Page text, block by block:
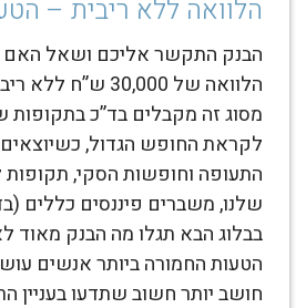
הלוואה ללא ריבית –
הבנק התקשר אליכם ושאל האם
הלוואה של 30,000
מסוג זה מקבלים בד”כ בתקופות
לקראת החופש הגדול,
התעופה וחופשות הסקי, תקופות
שלנו, משברים פיננסים כללים
בבלוג הבא תגלו מה הבנק מאוד
הטעות החמורה ביותר אנשים
חושב יותר חשוב שתדעו בעניין